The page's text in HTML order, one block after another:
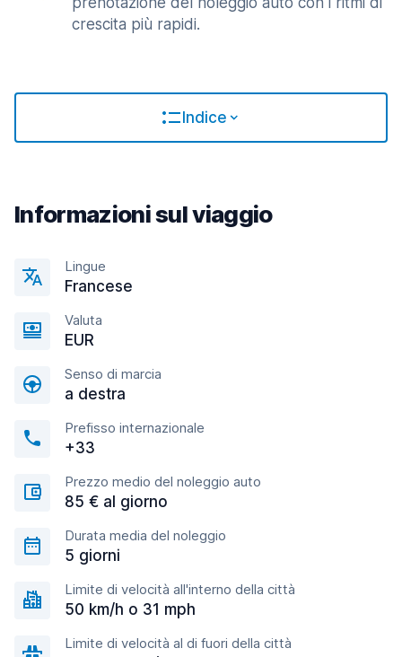
crescita più rapidi.
Indice
Informazioni sul viaggio
Lingue
Francese
Valuta
EUR
Senso di marcia
a destra
Prefisso internazionale
+33
Prezzo medio del noleggio auto
85 € al giorno
Durata media del noleggio
5 giorni
Limite di velocità all'interno della città
50 km/h o 31 mph
Limite di velocità al di fuori della città